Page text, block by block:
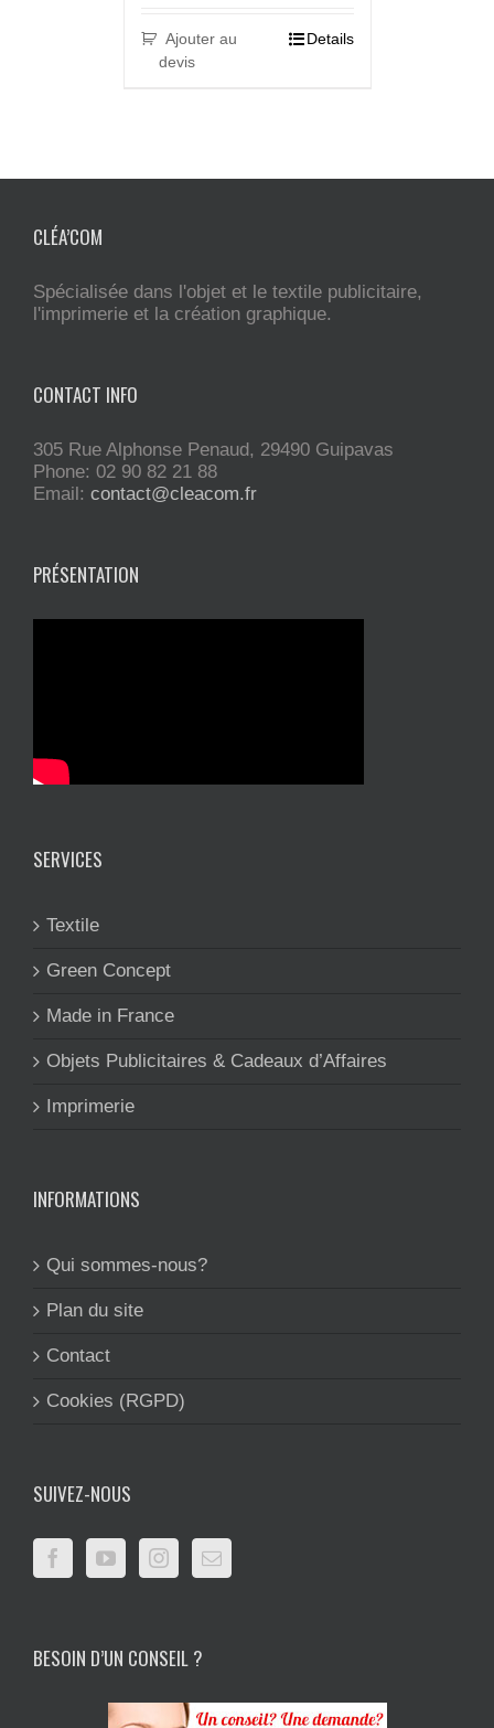
Ajouter au
devis
Details
CLÉA’COM
Spécialisée dans l'objet et le textile publicitaire,
l'imprimerie et la création graphique.
CONTACT INFO
305 Rue Alphonse Penaud, 29490 Guipavas
Phone: 02 90 82 21 88
Email: contact@cleacom.fr
PRÉSENTATION
SERVICES
Textile
Green Concept
Made in France
Objets Publicitaires & Cadeaux d’Affaires
Imprimerie
INFORMATIONS
Qui sommes-nous?
Plan du site
Contact
Cookies (RGPD)
SUIVEZ-NOUS
BESOIN D’UN CONSEIL ?